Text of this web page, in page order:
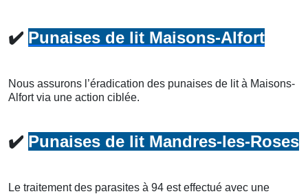
✔️ Punaises de lit Maisons-Alfort
Nous assurons l’éradication des punaises de lit à Maisons-
Alfort via une action ciblée.
✔️ Punaises de lit Mandres-les-Roses
Le traitement des parasites à 94 est effectué avec une